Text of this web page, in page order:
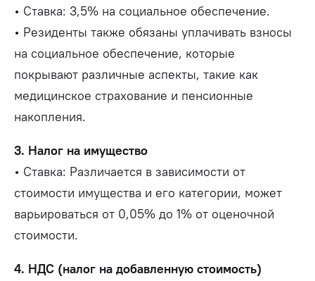
• Ставка: 3,5% на социальное обеспечение.
• Резиденты также обязаны уплачивать взносы
на социальное обеспечение, которые
покрывают различные аспекты, такие как
медицинское страхование и пенсионные
накопления.
3. Налог на имущество
• Ставка: Различается в зависимости от
стоимости имущества и его категории, может
варьироваться от 0,05% до 1% от оценочной
стоимости.
4. НДС (налог на добавленную стоимость)